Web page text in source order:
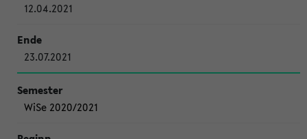
12.04.2021
23.07.2021
WiSe 2020/2021